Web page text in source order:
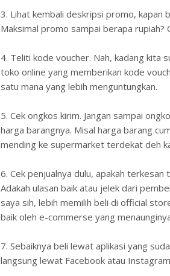
3. Lihat kembali deskripsi promo, kapan
Maksimal promo sampai berapa rupiah?
4. Teliti kode voucher. Nah, kadang kita
toko online yang memberikan kode
satu mana yang lebih menguntungkan.
5. Cek ongkos kirim. Jangan sampai
harga barangnya. Misal harga barang
mending ke supermarket terdekat deh
6. Cek penjualnya dulu, apakah
Adakah ulasan baik atau jelek dari
saya sih, lebih memilih beli di official
baik oleh e-commerse yang
7. Sebaiknya beli lewat aplikasi yang
langsung lewat Facebook atau